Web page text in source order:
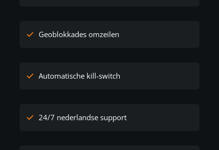
Geoblokkades omzeilen
Automatische kill-switch
24/7 nederlandse support